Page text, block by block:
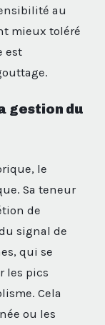
au
mieux toléré
est
gestion du
le
Sa teneur
de
signal de
qui se
les pics
Cela
ou les